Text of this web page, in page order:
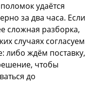
удаётся
за два часа. Если
сложная разборка,
случаях согласуем
либо ждём поставку,
чтобы
до